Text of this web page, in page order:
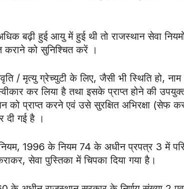
बढ़ी हुई आयु में हुई थी तो राजस्थान सेवा
कराने को सुनिश्चित करें ।
/ मृत्यु ग्रेच्युटी के लिए, जैसी भी स्थिति हो, नाम
कर लिया है तथा इसके प्राप्त होने की
को प्राप्त करने एवं उसे सुरक्षित अभिरक्षा (सेफ
दी गई है ।
1996 के नियम 74 के अधीन प्रपत्र 3 में
सेवा पुस्तिका में चिपका दिया गया है।